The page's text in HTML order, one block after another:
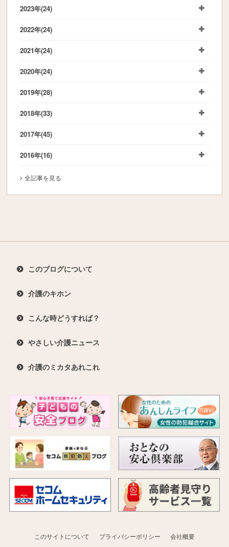
2023年(24)
2022年(24)
2021年(24)
2020年(24)
2019年(28)
2018年(33)
2017年(45)
2016年(16)
全記事を見る
このブログについて
介護のキホン
こんな時どうすれば？
やさしい介護ニュース
介護のミカタあれこれ
このサイトについて プライバシーポリシー 会社概要